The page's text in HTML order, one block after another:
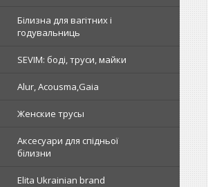
Білизна для вагітних і
годувальниць
SEVIM: боді, труси, майки
Alur, Acousma,Gaia
Женские трусы
Аксесуари для спідньої
білизни
Elita Ukrainian brand